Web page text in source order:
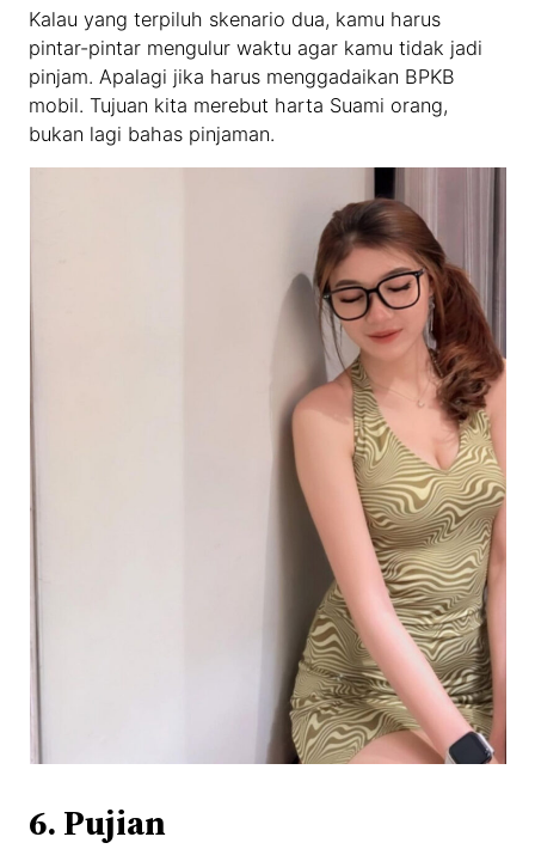
Kalau yang terpiluh skenario dua, kamu harus
pintar-pintar mengulur waktu agar kamu tidak jadi
pinjam. Apalagi jika harus menggadaikan BPKB
mobil. Tujuan kita merebut harta Suami orang,
bukan lagi bahas pinjaman.
6. Pujian